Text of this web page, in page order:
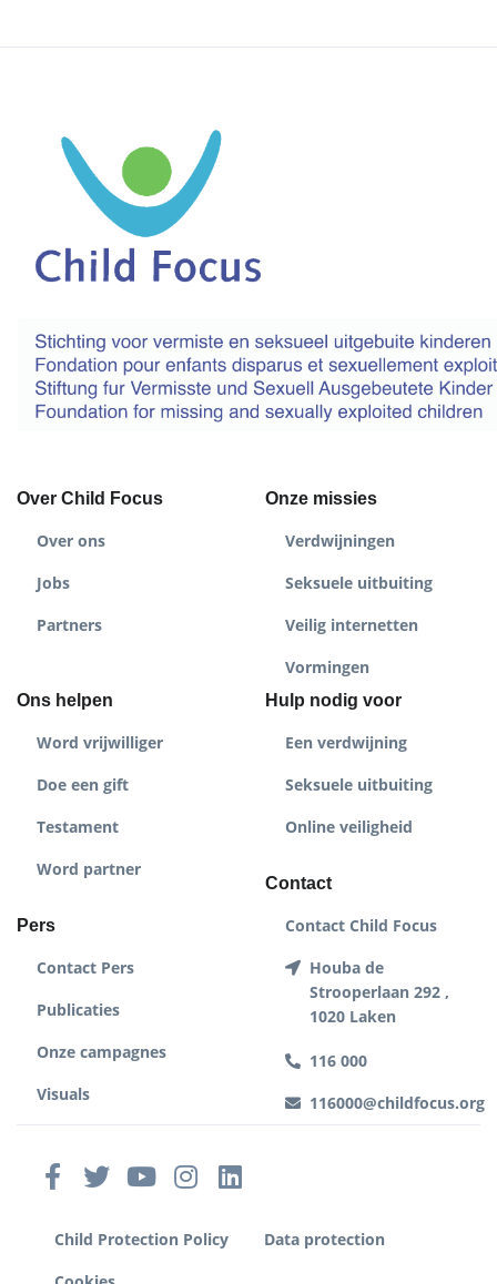
Over Child Focus
Over ons
Jobs
Partners
Onze missies
Verdwijningen
Seksuele uitbuiting
Veilig internetten
Vormingen
Ons helpen
Word vrijwilliger
Doe een gift
Testament
Word partner
Pers
Contact Pers
Publicaties
Onze campagnes
Visuals
Hulp nodig voor
Een verdwijning
Seksuele uitbuiting
Online veiligheid
Contact
Contact Child Focus
Houba de
Strooperlaan 292 ,
1020 Laken
116 000
116000@childfocus.org
Child Protection Policy
Data protection